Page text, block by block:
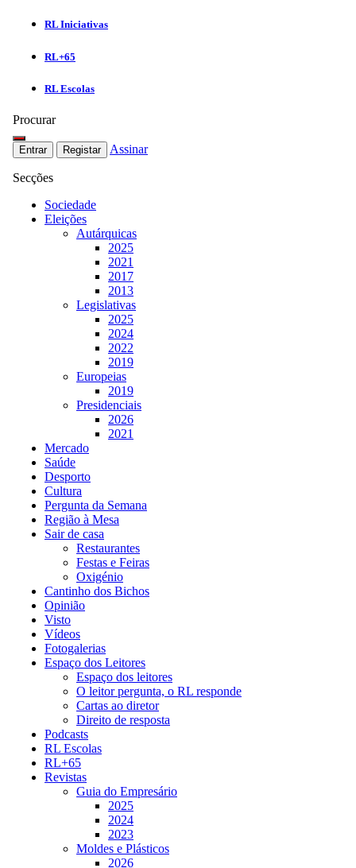
RL Iniciativas
RL+65
RL Escolas
Procurar
Entrar Registar Assinar
Secções
Sociedade
Eleições
Autárquicas
2025
2021
2017
2013
Legislativas
2025
2024
2022
2019
Europeias
2019
Presidenciais
2026
2021
Mercado
Saúde
Desporto
Cultura
Pergunta da Semana
Região à Mesa
Sair de casa
Restaurantes
Festas e Feiras
Oxigénio
Cantinho dos Bichos
Opinião
Visto
Vídeos
Fotogalerias
Espaço dos Leitores
Espaço dos leitores
O leitor pergunta, o RL responde
Cartas ao diretor
Direito de resposta
Podcasts
RL Escolas
RL+65
Revistas
Guia do Empresário
2025
2024
2023
Moldes e Plásticos
2026